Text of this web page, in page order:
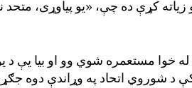
زیاته کړې ده چې، «یو پیاوړی، متحد
له خوا مستعمره شوي وو او بیا یې د
د شوروي اتحاد په وړاندې دوه ج